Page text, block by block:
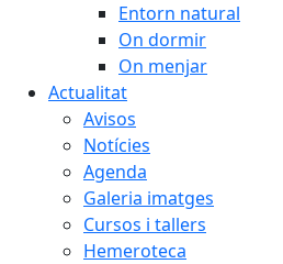
Entorn natural
On dormir
On menjar
Actualitat
Avisos
Notícies
Agenda
Galeria imatges
Cursos i tallers
Hemeroteca